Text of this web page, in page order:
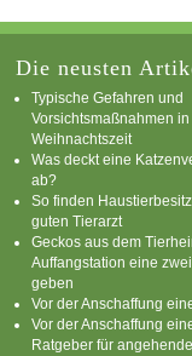
Die neusten
Typische Gefahren und
Vorsichtsmaßnahmen
Weihnachtszeit
Was deckt eine
ab?
So finden
guten Tierarzt
Geckos aus dem
Auffangstation eine
geben
Vor der Anschaffung
Vor der Anschaffung
Ratgeber für angehende